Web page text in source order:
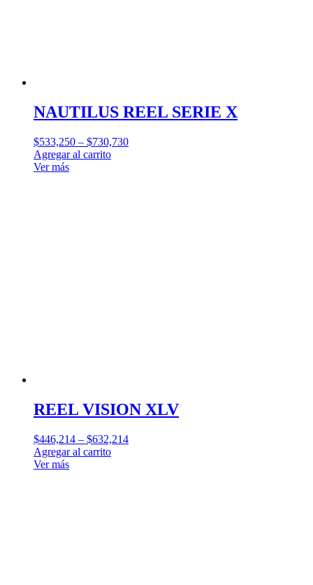
NAUTILUS REEL SERIE X
$533,250 – $730,730
Agregar al carrito
Ver más
REEL VISION XLV
$446,214 – $632,214
Agregar al carrito
Ver más